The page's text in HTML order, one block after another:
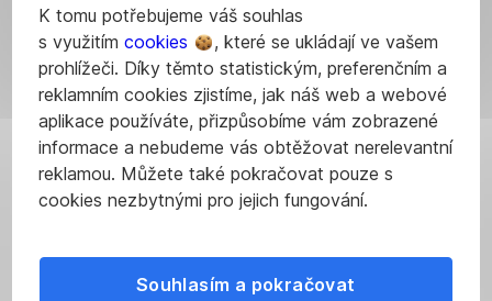
K tomu potřebujeme váš souhlas
s využitím cookies
, které se ukládají ve vašem
prohlížeči. Díky těmto statistickým, preferenčním a
reklamním cookies zjistíme, jak náš web a webové
aplikace používáte, přizpůsobíme vám zobrazené
informace a nebudeme vás obtěžovat nerelevantní
reklamou. Můžete také pokračovat pouze s
cookies nezbytnými pro jejich fungování.
Souhlasím a pokračovat